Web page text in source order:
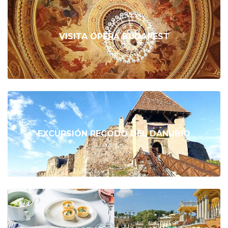
VISITA ÓPERA BUDAPEST
EXCURSIÓN RECODO DEL DANUBIO